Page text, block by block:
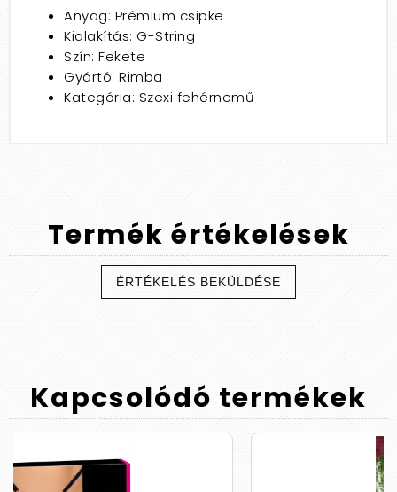
Anyag: Prémium csipke
Kialakítás: G-String
Szín: Fekete
Gyártó: Rimba
Kategória: Szexi fehérnemű
Termék értékelések
ÉRTÉKELÉS BEKÜLDÉSE
Kapcsolódó termékek